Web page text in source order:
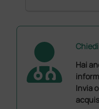
Hai
Invia